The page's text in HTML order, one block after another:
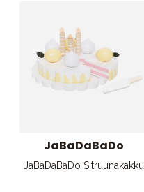
JaBaDaBaDo
JaBaDaBaDo Sitruunakakku